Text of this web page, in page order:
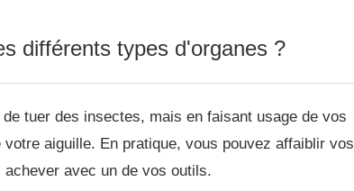
différents types d'organes ?
tuer des insectes, mais en faisant usage de vos
aiguille. En pratique, vous pouvez affaiblir vos
avec un de vos outils.